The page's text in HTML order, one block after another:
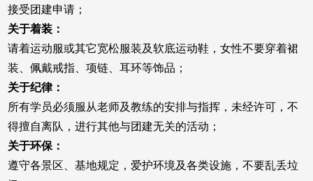
接受团建申请；
关于着装：
请着运动服或其它宽松服装及软底运动鞋，女性不要穿着裙
装、佩戴戒指、项链、耳环等饰品；
关于纪律：
所有学员必须服从老师及教练的安排与指挥，未经许可，不
得擅自离队，进行其他与团建无关的活动；
关于环保：
遵守各景区、基地规定，爱护环境及各类设施，不要乱丢垃